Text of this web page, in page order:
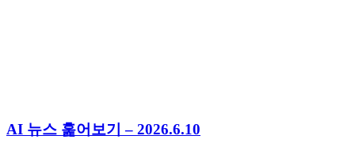
AI 뉴스 훑어보기 – 2026.6.10